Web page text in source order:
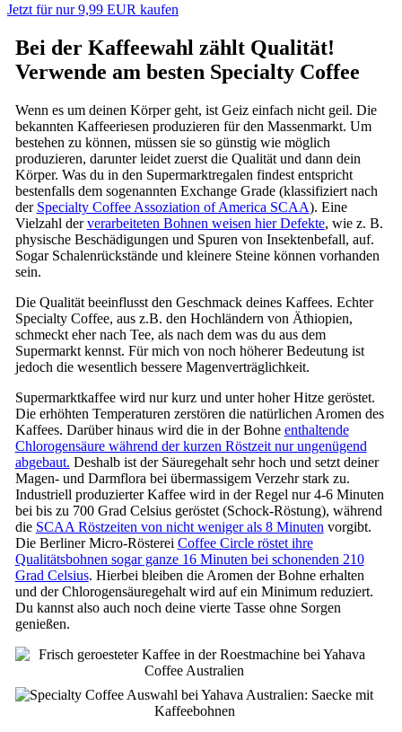
Jetzt für nur 9,99 EUR kaufen
Bei der Kaffeewahl zählt Qualität!
Verwende am besten Specialty Coffee
Wenn es um deinen Körper geht, ist Geiz einfach nicht geil. Die
bekannten Kaffeeriesen produzieren für den Massenmarkt. Um
bestehen zu können, müssen sie so günstig wie möglich
produzieren, darunter leidet zuerst die Qualität und dann dein
Körper. Was du in den Supermarktregalen findest entspricht
bestenfalls dem sogenannten Exchange Grade (klassifiziert nach
der Specialty Coffee Assoziation of America SCAA). Eine
Vielzahl derverarbeiteten Bohnen weisen hier Defekte, wie z. B.
physische Beschädigungen und Spuren von Insektenbefall, auf.
Sogar Schalenrückstände und kleinere Steine können vorhanden
sein.
Die Qualität beeinflusst den Geschmack deines Kaffees. Echter
Specialty Coffee, aus z.B. den Hochländern von Äthiopien,
schmeckt eher nach Tee, als nach dem was du aus dem
Supermarkt kennst. Für mich von noch höherer Bedeutung ist
jedoch die wesentlich bessere Magenverträglichkeit.
Supermarktkaffee wird nur kurz und unter hoher Hitze geröstet.
Die erhöhten Temperaturen zerstören die natürlichen Aromen des
Kaffees. Darüber hinaus wird die in der Bohne enthaltende
Chlorogensäure während der kurzen Röstzeit nur ungenügend
abgebaut. Deshalb ist der Säuregehalt sehr hoch und setzt deiner
Magen- und Darmflora bei übermassigem Verzehr stark zu.
Industriell produzierter Kaffee wird in der Regel nur 4-6 Minuten
bei bis zu 700 Grad Celsius geröstet (Schock-Röstung), während
die SCAA Röstzeiten von nicht weniger als 8 Minuten vorgibt.
Die Berliner Micro-Rösterei Coffee Circle röstet ihre
Qualitätsbohnen sogar ganze 16 Minuten bei schonenden 210
Grad Celsius. Hierbei bleiben die Aromen der Bohne erhalten
und der Chlorogensäuregehalt wird auf ein Minimum reduziert.
Du kannst also auch noch deine vierte Tasse ohne Sorgen
genießen.